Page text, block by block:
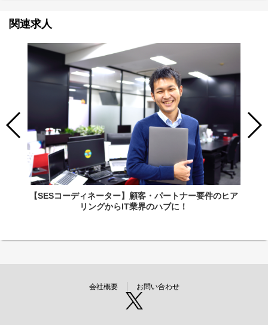
関連求人
【SESコーディネーター】顧客・パートナー要件のヒア
リングからIT業界のハブに！
会社概要 お問い合わせ